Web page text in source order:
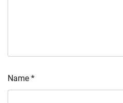
Name *